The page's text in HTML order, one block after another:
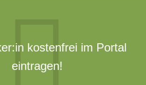
kostenfrei im Portal
eintragen!